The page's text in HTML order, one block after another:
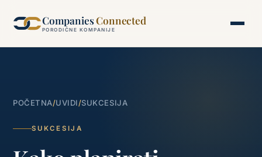
CompaniesConnected
PORODIČNE KOMPANIJE
POČETNA/UVIDI/SUKCESIJA
SUKCESIJA